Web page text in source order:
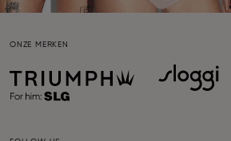
ONZE MERKEN